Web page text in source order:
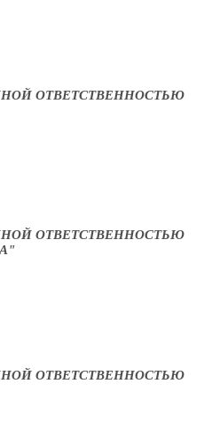
ОТВЕТСТВЕННОСТЬЮ
ОТВЕТСТВЕННОСТЬЮ
ОТВЕТСТВЕННОСТЬЮ